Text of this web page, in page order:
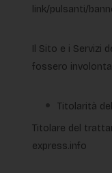
link/pulsanti/
Il Sito e i Servizi
fossero
Titolarità
Titolare del
express.info